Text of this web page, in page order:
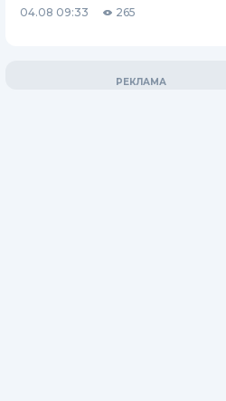
04.08 09:33 265